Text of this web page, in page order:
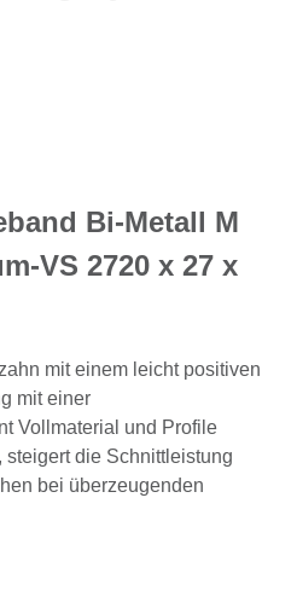
Bi-Metall M
VS 2720 x 27 x
mit einem leicht positiven
mit einer
Vollmaterial und Profile
steigert die Schnittleistung
bei überzeugenden